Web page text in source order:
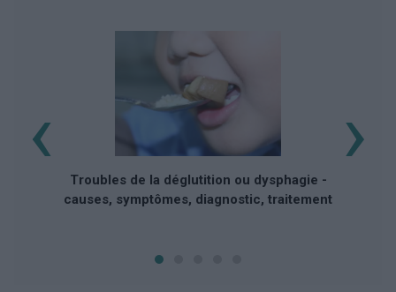
Troubles de la déglutition ou dysphagie -
causes, symptômes, diagnostic, traitement
‹ ›